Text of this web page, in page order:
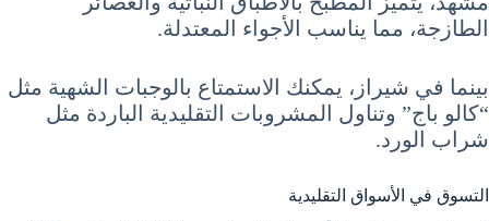
الطازجة، مما يناسب الأجواء المعتدلة.
بينما في شيراز، يمكنك الاستمتاع بالوجبات الشهية مثل
“كالو باج” وتناول المشروبات التقليدية الباردة مثل
شراب الورد.
التسوق في الأسواق التقليدية